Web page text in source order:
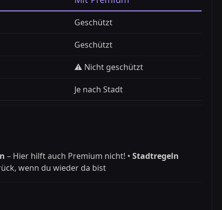
Geschützt
Geschützt
⚠️ Nicht geschützt
Je nach Stadt
– Hier hilft auch Premium nicht! • Stadtregeln
wenn du wieder da bist